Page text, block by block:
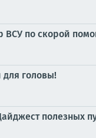
ВСУ по скорой
головы!
полезных